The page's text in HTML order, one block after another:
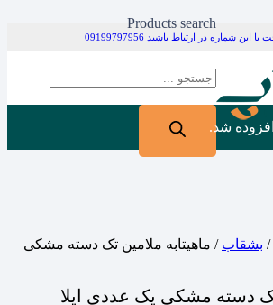
در ارتباط باشید 09199797956
Products search
شد.
/ بشقاب / ماهیتابه ملامین تک دسته مشکی
تک دسته مشکی یک عددی ایلا